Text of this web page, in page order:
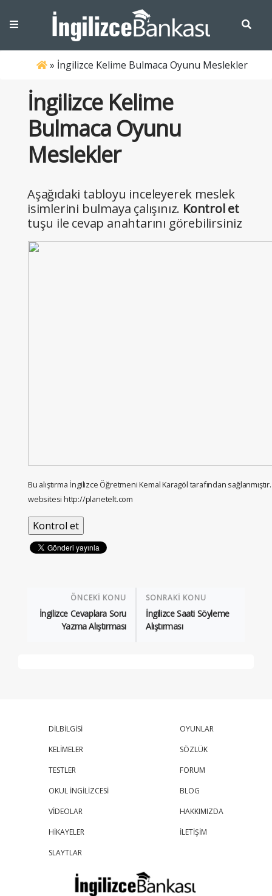
» İngilizce Kelime Bulmaca Oyunu Meslekler
İngilizce Kelime
Bulmaca Oyunu
Meslekler
Aşağıdaki tabloyu inceleyerek meslek
isimlerini bulmaya çalışınız. Kontrol et
tuşu ile cevap anahtarını görebilirsiniz
Bu alıştırma İngilizce Öğretmeni Kemal Karagöl tarafından sağlanmıştır.
websitesi http://planetelt.com
ÖNCEKİ KONU
İngilizce Cevaplara Soru
Yazma Alıştırması
SONRAKİ KONU
İngilizce Saati Söyleme
Alıştırması
DİLBİLGİSİ
KELİMELER
TESTLER
OKUL İNGİLİZCESİ
VİDEOLAR
HİKAYELER
SLAYTLAR
OYUNLAR
SÖZLÜK
FORUM
BLOG
HAKKIMIZDA
İLETİŞİM